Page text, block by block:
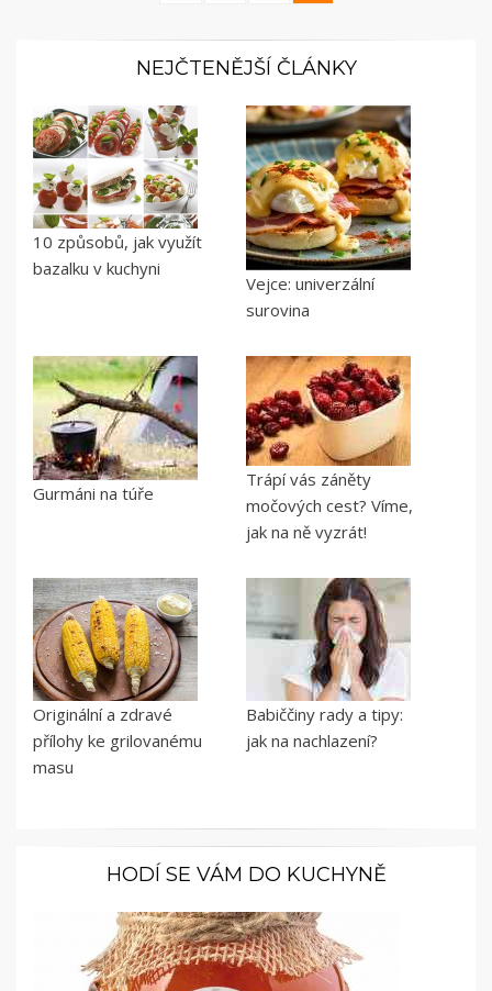
NEJČTENĚJŠÍ ČLÁNKY
10 způsobů, jak využít
bazalku v kuchyni
Vejce: univerzální
surovina
Gurmáni na túře
Trápí vás záněty
močových cest? Víme,
jak na ně vyzrát!
Originální a zdravé
přílohy ke grilovanému
masu
Babiččiny rady a tipy:
jak na nachlazení?
HODÍ SE VÁM DO KUCHYNĚ